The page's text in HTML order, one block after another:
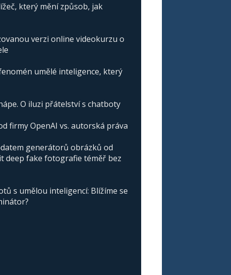
který mění způsob, jak
verzi online videokurzu o
umělé inteligence, který
O iluzi přátelství s chatboty
firmy OpenAI vs. autorská práva
generátorů obrázků od
deep fake fotografie téměř bez
s umělou inteligencí: Blížíme se